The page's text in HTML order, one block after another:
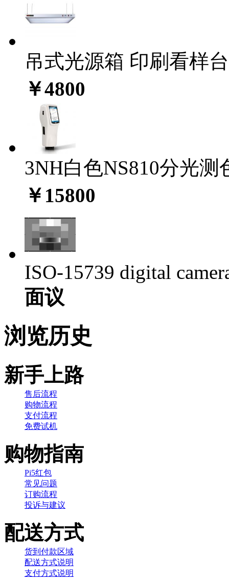
吊式光源箱 印刷看样
￥4800
3NH白色NS810分光测
￥15800
ISO-15739 digital
面议
浏览历史
新手上路
售后流程
购物流程
支付流程
免费试机
购物指南
Pi5红包
常见问题
订购流程
投诉与建议
配送方式
货到付款区域
配送方式说明
支付方式说明